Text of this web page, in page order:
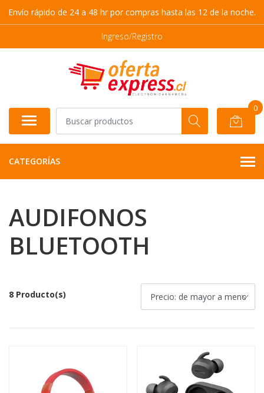
Envío rápido de 24 a 48 hr por compras hasta las 12 de la noche.
Ingreso/Registro
0
CATEGORÍAS
AUDIFONOS
BLUETOOTH
8 Producto(s)